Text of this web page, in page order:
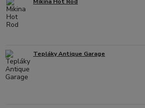
Mikina Hot Rod
Tepláky Antique Garage